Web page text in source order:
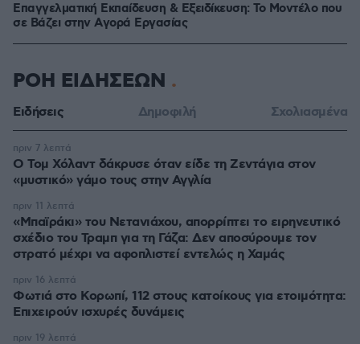
Επαγγελματική Εκπαίδευση & Εξειδίκευση: Το Mοντέλο που
σε Bάζει στην Aγορά Eργασίας
ΡΟΗ ΕΙΔΗΣΕΩΝ
Ειδήσεις Δημοφιλή Σχολιασμένα
Ο Τομ Χόλαντ δάκρυσε όταν είδε τη Ζεντάγια στον
«μυστικό» γάμο τους στην Αγγλία
πριν 7 λεπτά
«Μπαϊράκι» του Νετανιάχου, απορρίπτει το ειρηνευτικό
σχέδιο του Τραμπ για τη Γάζα: Δεν αποσύρουμε τον
στρατό μέχρι να αφοπλιστεί εντελώς η Χαμάς
πριν 11 λεπτά
Φωτιά στο Κορωπί, 112 στους κατοίκους για ετοιμότητα:
Επιχειρούν ισχυρές δυνάμεις
πριν 16 λεπτά
πριν 19 λεπτά